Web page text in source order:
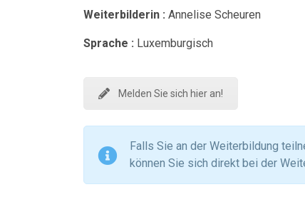
Weiterbilderin : Annelise Scheuren
Sprache : Luxemburgisch
Melden Sie sich hier an!
Falls Sie an der Weiterbildung
können Sie sich direkt bei der